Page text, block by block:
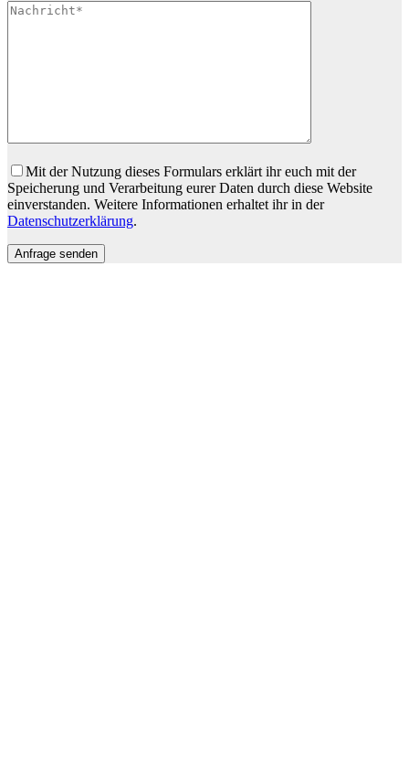
Bitte lasse dieses Feld leer.
Mit der Nutzung dieses Formulars erklärt ihr euch mit der
Speicherung und Verarbeitung eurer Daten durch diese Website
einverstanden. Weitere Informationen erhaltet ihr in der
Datenschutzerklärung.